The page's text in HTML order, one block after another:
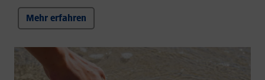
Mehr erfahren